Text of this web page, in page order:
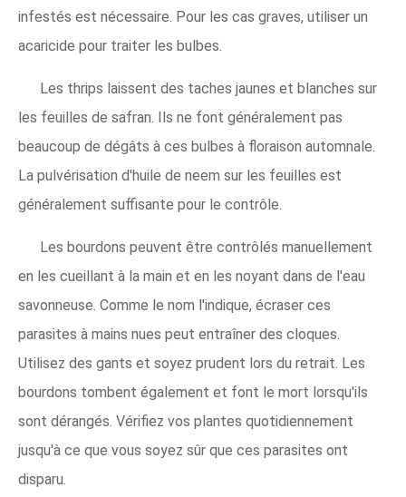
infestés est nécessaire. Pour les cas graves, utiliser un
acaricide pour traiter les bulbes.
Les thrips laissent des taches jaunes et blanches sur
les feuilles de safran. Ils ne font généralement pas
beaucoup de dégâts à ces bulbes à floraison automnale.
La pulvérisation d'huile de neem sur les feuilles est
généralement suffisante pour le contrôle.
Les bourdons peuvent être contrôlés manuellement
en les cueillant à la main et en les noyant dans de l'eau
savonneuse. Comme le nom l'indique, écraser ces
parasites à mains nues peut entraîner des cloques.
Utilisez des gants et soyez prudent lors du retrait. Les
bourdons tombent également et font le mort lorsqu'ils
sont dérangés. Vérifiez vos plantes quotidiennement
jusqu'à ce que vous soyez sûr que ces parasites ont
disparu.